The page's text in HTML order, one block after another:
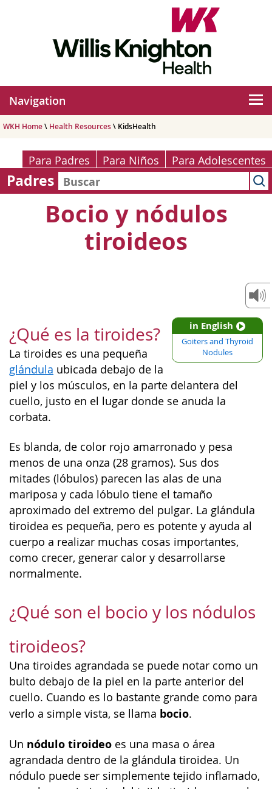
Navigation
WKH Home\ Health Resources\ KidsHealth
Para Padres Para Niños Para Adolescentes
Padres
Bocio y nódulos
tiroideos
in English
Goiters and Thyroid
Nodules
¿Qué es la tiroides?
La tiroides es una pequeña
glándula ubicada debajo de la
piel y los músculos, en la parte delantera del
cuello, justo en el lugar donde se anuda la
corbata.
Es blanda, de color rojo amarronado y pesa
menos de una onza (28 gramos). Sus dos
mitades (lóbulos) parecen las alas de una
mariposa y cada lóbulo tiene el tamaño
aproximado del extremo del pulgar. La glándula
tiroidea es pequeña, pero es potente y ayuda al
cuerpo a realizar muchas cosas importantes,
como crecer, generar calor y desarrollarse
normalmente.
¿Qué son el bocio y los nódulos
tiroideos?
Una tiroides agrandada se puede notar como un
bulto debajo de la piel en la parte anterior del
cuello. Cuando es lo bastante grande como para
verlo a simple vista, se llama bocio.
Un nódulo tiroideo es una masa o área
agrandada dentro de la glándula tiroidea. Un
nódulo puede ser simplemente tejido inflamado,